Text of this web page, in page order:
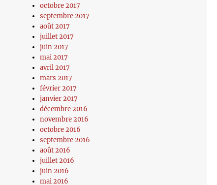
octobre 2017
septembre 2017
août 2017
juillet 2017
juin 2017
mai 2017
avril 2017
mars 2017
février 2017
janvier 2017
décembre 2016
novembre 2016
octobre 2016
septembre 2016
août 2016
juillet 2016
juin 2016
mai 2016